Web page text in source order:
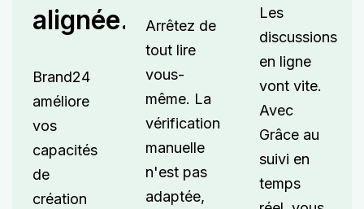
alignée.
Brand24
améliore
vos
capacités
de
création
Arrêtez de
tout lire
vous-
même. La
vérification
manuelle
n'est pas
adaptée,
Les
discussions
en ligne
vont vite.
Avec
Grâce au
suivi en
temps